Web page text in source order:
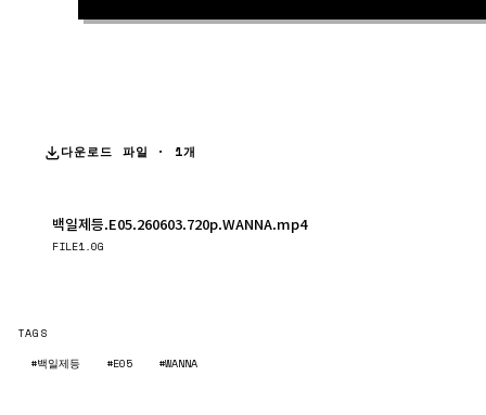
다운로드 파일 · 1개
백일제등.E05.260603.720p.WANNA.mp4
FILE1.0G
TAGS
#백일제등
#E05 #WANNA